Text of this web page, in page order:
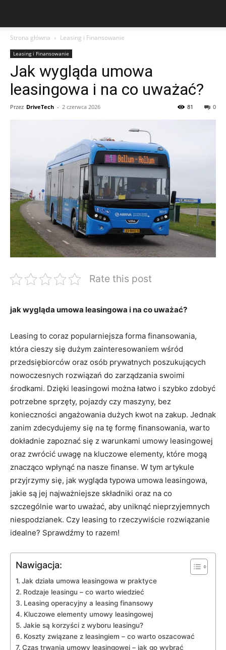
Strona główna Leasing i Finansowanie
Leasing i Finansowanie
Jak wygląda umowa
leasingowa i na co uważać?
Przez DriveTech - 2 czerwca 2026 0
81
Rate this post
jak wygląda umowa leasingowa i na co uważać?
Leasing to coraz popularniejsza forma finansowania,
która cieszy się dużym zainteresowaniem wśród
przedsiębiorców oraz osób prywatnych poszukujących
nowoczesnych rozwiązań do zarządzania swoimi
środkami. Dzięki leasingowi można łatwo i szybko zdobyć
potrzebne sprzęty, pojazdy czy maszyny, bez
konieczności angażowania dużych kwot na zakup. Jednak
zanim zdecydujemy się na tę formę finansowania, warto
dokładnie zapoznać się z warunkami umowy leasingowej
oraz zwrócić uwagę na kluczowe elementy, które mogą
znacząco wpłynąć na nasze finanse. W tym artykule
przyjrzymy się, jak wygląda typowa umowa leasingowa,
jakie są jej najważniejsze składniki oraz na co
szczególnie warto uważać, aby uniknąć nieprzyjemnych
niespodzianek. Czy leasing to rzeczywiście rozwiązanie
idealne? Sprawdźmy to razem!
Nawigacja:
Jak działa umowa leasingowa w praktyce
Rodzaje leasingu – co warto wiedzieć
Leasing operacyjny a leasing finansowy
Kluczowe elementy umowy leasingowej
Jakie są korzyści z wyboru leasingu?
Koszty związane z leasingiem – co warto oszacować
Czas trwania umowy leasingowej – jak go wybrać